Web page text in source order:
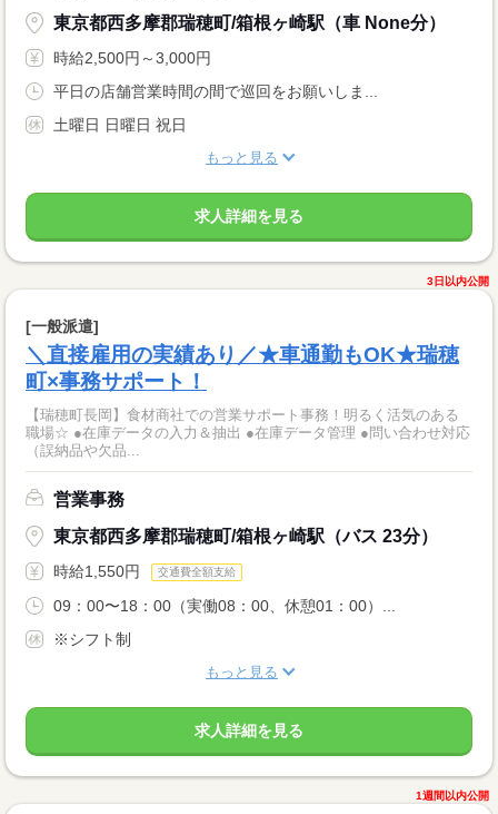
東京都西多摩郡瑞穂町/箱根ヶ崎駅（車 None分）
時給2,500円～3,000円
平日の店舗営業時間の間で巡回をお願いしま...
土曜日 日曜日 祝日
もっと見る
求人詳細を見る
3日以内公開
[一般派遣]
＼直接雇用の実績あり／★車通勤もOK★瑞穂
町×事務サポート！
【瑞穂町長岡】食材商社での営業サポート事務！明るく活気のある
職場☆ ●在庫データの入力＆抽出 ●在庫データ管理 ●問い合わせ対応
（誤納品や欠品...
営業事務
東京都西多摩郡瑞穂町/箱根ヶ崎駅（バス 23分）
時給1,550円 交通費全額支給
09：00〜18：00（実働08：00、休憩01：00）...
※シフト制
もっと見る
求人詳細を見る
1週間以内公開